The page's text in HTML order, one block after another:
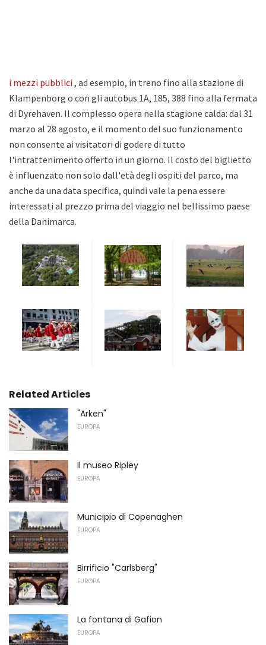
i mezzi pubblici , ad esempio, in treno fino alla stazione di
Klampenborg o con gli autobus 1A, 185, 388 fino alla fermata
di Dyrehaven. Il complesso opera nella stagione calda: dal 31
marzo al 28 agosto, e il momento del suo funzionamento
non consente ai visitatori di godere di tutto
l'intrattenimento offerto in un giorno. Il costo del biglietto
è influenzato non solo dall'età degli ospiti del parco, ma
anche da una data specifica, quindi vale la pena essere
interessati al prezzo prima del viaggio nel bellissimo paese
della Danimarca.
Related Articles
"Arken"
EUROPA
Il museo Ripley
EUROPA
Municipio di Copenaghen
EUROPA
Birrificio "Carlsberg"
EUROPA
La fontana di Gafion
EUROPA